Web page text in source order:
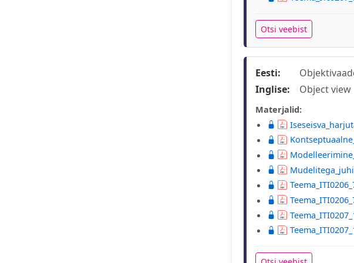
Otsi veebist
Eesti:
Inglise:
Object view
Materjalid: